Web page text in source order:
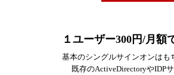
１ユーザー300円/月額
基本のシングルサインオンはも
既存のActiveDirectoryやIDPサ